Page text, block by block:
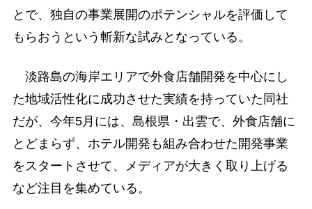
とで、独自の事業展開のポテンシャルを評価して
もらおうという斬新な試みとなっている。
淡路島の海岸エリアで外食店舗開発を中心にし
た地域活性化に成功させた実績を持っていた同社
だが、今年5月には、島根県・出雲で、外食店舗に
とどまらず、ホテル開発も組み合わせた開発事業
をスタートさせて、メディアが大きく取り上げる
など注目を集めている。